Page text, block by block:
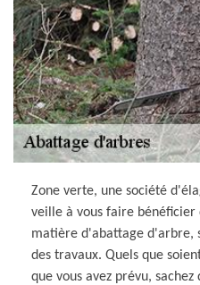
Zone verte, une société
veille à vous faire
matière d'abattage d'arbre,
des travaux. Quels que
que vous avez prévu,